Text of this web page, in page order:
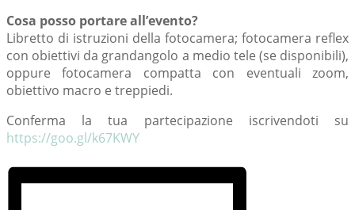
Cosa posso portare all’evento?
Libretto di istruzioni della fotocamera; fotocamera reflex
con obiettivi da grandangolo a medio tele (se disponibili),
oppure fotocamera compatta con eventuali zoom,
obiettivo macro e treppiedi.
Conferma la tua partecipazione iscrivendoti su
https://goo.gl/k67KWY